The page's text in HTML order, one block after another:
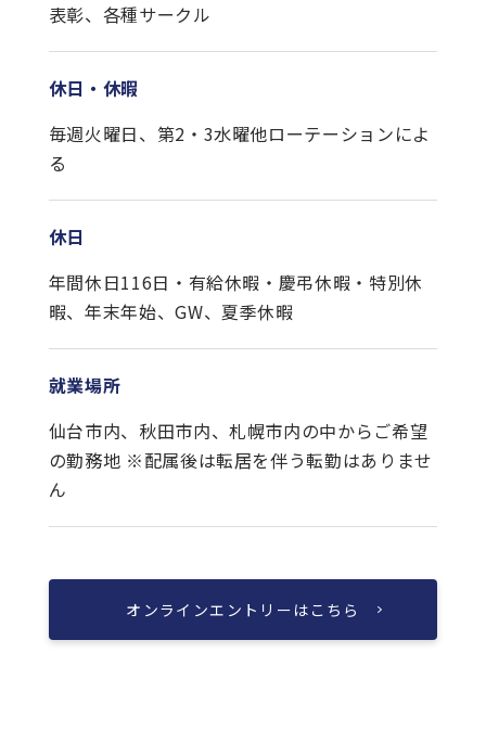
表彰、各種サークル
休日・休暇
毎週火曜日、第2・3水曜他ローテーションによ
る
休日
年間休日116日・有給休暇・慶弔休暇・特別休
暇、年末年始、GW、夏季休暇
就業場所
仙台市内、秋田市内、札幌市内の中からご希望
の勤務地 ※配属後は転居を伴う転勤はありませ
ん
オンラインエントリーはこちら